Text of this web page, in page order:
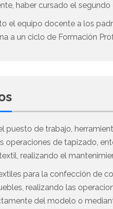
haber cursado el
el equipo docente a los
a un ciclo de Formación
puesto de trabajo,
operaciones de tapizado,
realizando el
para la confección de
realizando las
del modelo o